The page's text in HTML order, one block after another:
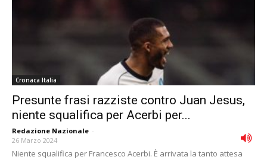
Cronaca Italia
Presunte frasi razziste contro Juan Jesus,
niente squalifica per Acerbi per...
Redazione Nazionale -
26 Marzo 2024
Niente squalifica per Francesco Acerbi. È arrivata la tanto attesa